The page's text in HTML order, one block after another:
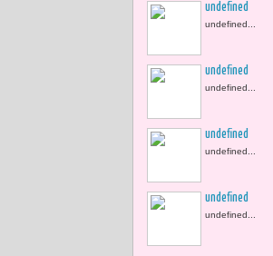
undefined
undefined...
undefined
undefined...
undefined
undefined...
undefined
undefined...